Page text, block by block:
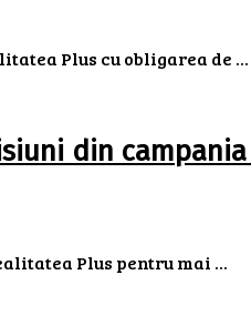
Plus cu obligarea de ...
din
Plus pentru mai ...